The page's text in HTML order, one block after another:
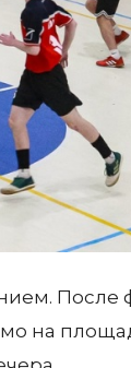
После
на